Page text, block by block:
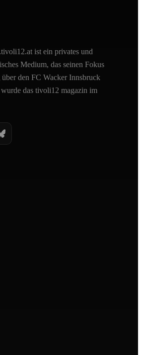
ist ein privates und
Medium, das seinen Fokus
den FC Wacker Innsbruck
das tivoli12 magazin im